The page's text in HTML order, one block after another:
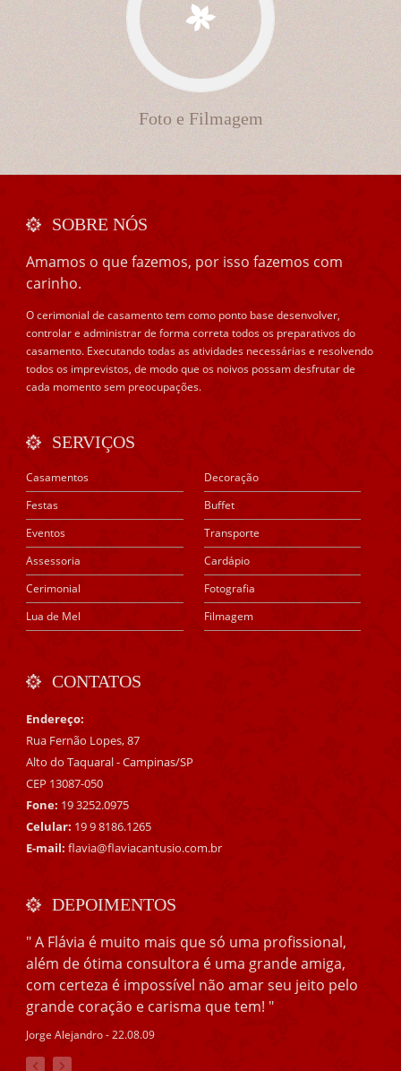
Foto e Filmagem
SOBRE NÓS
Amamos o que fazemos, por isso fazemos com
carinho.
O cerimonial de casamento tem como ponto base desenvolver,
controlar e administrar de forma correta todos os preparativos do
casamento. Executando todas as atividades necessárias e resolvendo
todos os imprevistos, de modo que os noivos possam desfrutar de
cada momento sem preocupações.
SERVIÇOS
Casamentos
Festas
Eventos
Assessoria
Cerimonial
Lua de Mel
Decoração
Buffet
Transporte
Cardápio
Fotografia
Filmagem
CONTATOS
Endereço:
Rua Fernão Lopes, 87
Alto do Taquaral - Campinas/SP
CEP 13087-050
Fone: 19 3252.0975
Celular: 19 9 8186.1265
E-mail: flavia@flaviacantusio.com.br
DEPOIMENTOS
" A Flávia é muito mais que só uma profissional,
além de ótima consultora é uma grande amiga,
com certeza é impossível não amar seu jeito pelo
grande coração e carisma que tem! "
Jorge Alejandro - 22.08.09